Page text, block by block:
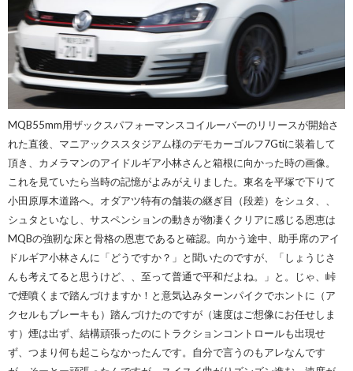
MQB55mm用ザックスパフォーマンスコイルーバーのリリースが開始さ
れた直後、マニアックススタジアム様のデモカーゴルフ7Gtiに装着して
頂き、カメラマンのアイドルギア小林さんと箱根に向かった時の画像。
これを見ていたら当時の記憶がよみがえりました。東名を平塚で下りて
小田原厚木道路へ。オダアツ特有の舗装の継ぎ目（段差）をシュタ、、
シュタといなし、サスペンションの動きが物凄くクリアに感じる恩恵は
MQBの強靭な床と骨格の恩恵であると確認。向かう途中、助手席のアイ
ドルギア小林さんに「どうですか？」と聞いたのですが、「しょうじさ
んも考えてると思うけど、、至って普通で平和だよね。」と。じゃ、峠
で煙噴くまで踏んづけますか！と意気込みターンパイクでホントに（ア
クセルもブレーキも）踏んづけたのですが（速度はご想像にお任せしま
す）煙は出ず、結構頑張ったのにトラクションコントロールも出現せ
ず、つまり何も起こらなかったんです。自分で言うのもアレなんです